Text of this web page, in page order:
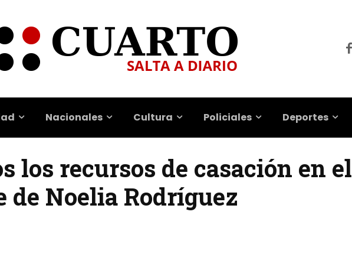
Nacionales Cultura Policiales Deportes
los recursos de casación en el
de Noelia Rodríguez